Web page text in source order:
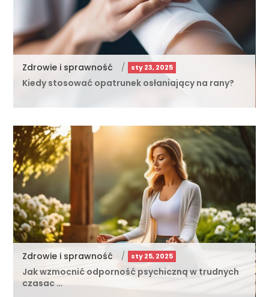
Zdrowie i sprawność / sty 23, 2025
Kiedy stosować opatrunek osłaniający na rany?
Zdrowie i sprawność / sty 25, 2025
Jak wzmocnić odporność psychiczną w trudnych
czasac …